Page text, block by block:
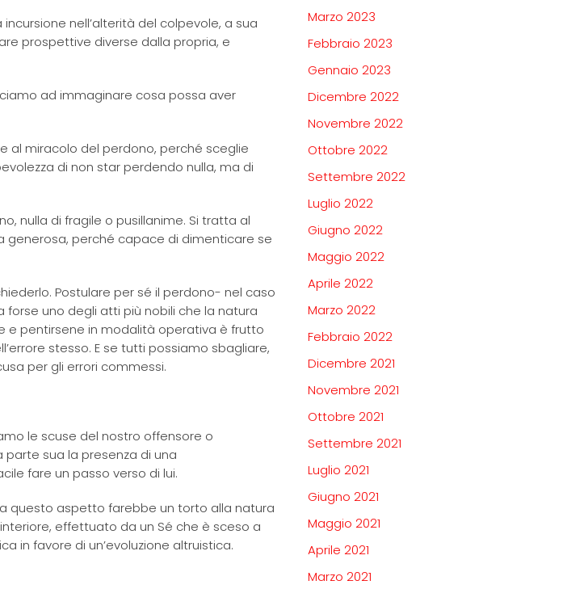
nell’alterità del colpevole, a sua
prospettive diverse dalla propria, e
ad immaginare cosa possa aver
al miracolo del perdono, perché sceglie
di non star perdendo nulla, ma di
nulla di fragile o pusillanime. Si tratta al
perché capace di dimenticare se
Postulare per sé il perdono- nel caso
uno degli atti più nobili che la natura
e pentirsene in modalità operativa è frutto
stesso. E se tutti possiamo sbagliare,
per gli errori commessi.
le scuse del nostro offensore o
sua la presenza di una
fare un passo verso di lui.
questo aspetto farebbe un torto alla natura
effettuato da un Sé che è sceso a
in favore di un’evoluzione altruistica.
Marzo 2023
Febbraio 2023
Gennaio 2023
Dicembre 2022
Novembre 2022
Ottobre 2022
Settembre 2022
Luglio 2022
Giugno 2022
Maggio 2022
Aprile 2022
Marzo 2022
Febbraio 2022
Dicembre 2021
Novembre 2021
Ottobre 2021
Settembre 2021
Luglio 2021
Giugno 2021
Maggio 2021
Aprile 2021
Marzo 2021